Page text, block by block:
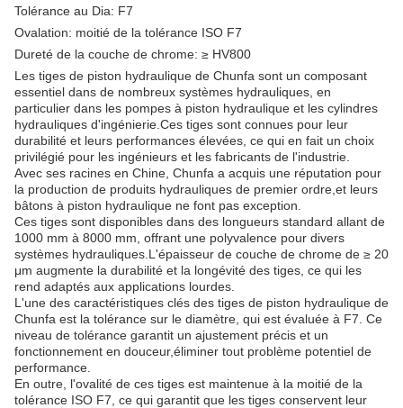
Tolérance au Dia: F7
Ovalation: moitié de la tolérance ISO F7
Dureté de la couche de chrome: ≥ HV800
Les tiges de piston hydraulique de Chunfa sont un composant
essentiel dans de nombreux systèmes hydrauliques, en
particulier dans les pompes à piston hydraulique et les cylindres
hydrauliques d'ingénierie.Ces tiges sont connues pour leur
durabilité et leurs performances élevées, ce qui en fait un choix
privilégié pour les ingénieurs et les fabricants de l'industrie.
Avec ses racines en Chine, Chunfa a acquis une réputation pour
la production de produits hydrauliques de premier ordre,et leurs
bâtons à piston hydraulique ne font pas exception.
Ces tiges sont disponibles dans des longueurs standard allant de
1000 mm à 8000 mm, offrant une polyvalence pour divers
systèmes hydrauliques.L'épaisseur de couche de chrome de ≥ 20
μm augmente la durabilité et la longévité des tiges, ce qui les
rend adaptés aux applications lourdes.
L'une des caractéristiques clés des tiges de piston hydraulique de
Chunfa est la tolérance sur le diamètre, qui est évaluée à F7. Ce
niveau de tolérance garantit un ajustement précis et un
fonctionnement en douceur,éliminer tout problème potentiel de
performance.
En outre, l'ovalité de ces tiges est maintenue à la moitié de la
tolérance ISO F7, ce qui garantit que les tiges conservent leur